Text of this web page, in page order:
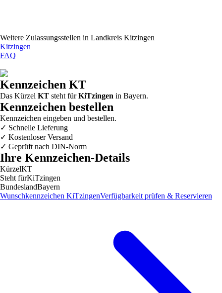
Weitere Zulassungsstellen in Landkreis Kitzingen
Kitzingen
FAQ
Kennzeichen KT
Das Kürzel KT steht fürKiTzingen in Bayern.
Kennzeichen bestellen
Kennzeichen eingeben und bestellen.
✓ Schnelle Lieferung
✓ Kostenloser Versand
✓ Geprüft nach DIN-Norm
Ihre Kennzeichen-Details
KürzelKT
Steht fürKiTzingen
BundeslandBayern
Wunschkennzeichen KiTzingenVerfügbarkeit prüfen & Reservieren